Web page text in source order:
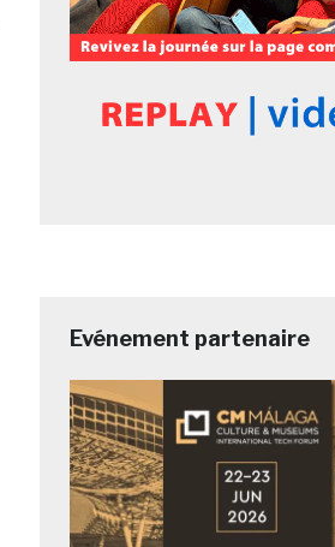
Evénement partenaire